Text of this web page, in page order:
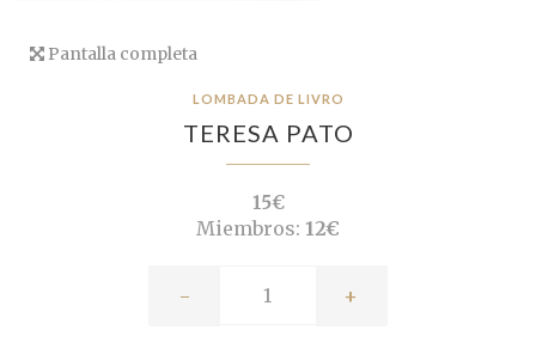
Pantalla completa
LOMBADA DE LIVRO
TERESA PATO
15€
Miembros: 12€
- +